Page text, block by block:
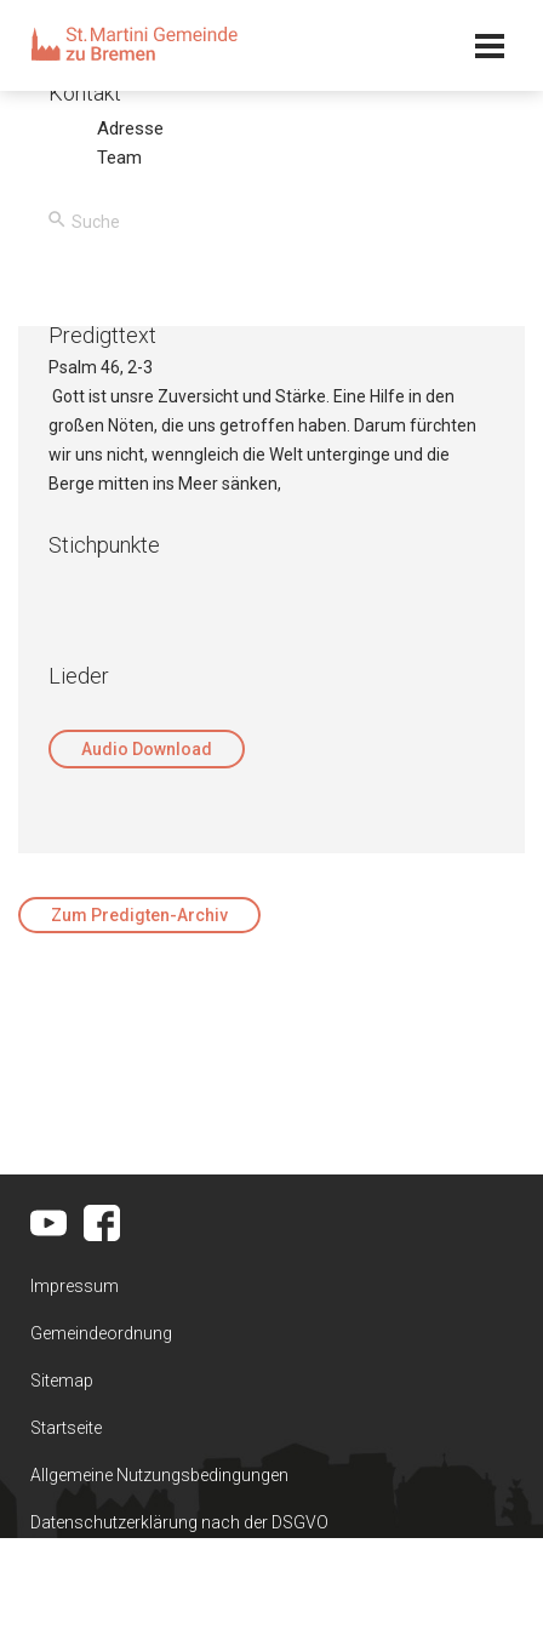
Kalender
Kontakt
Adresse
Team
Gott hilft
Predigttext
Psalm 46, 2-3
Gott ist unsre Zuversicht und Stärke. Eine Hilfe in den
großen Nöten, die uns getroffen haben. Darum fürchten
wir uns nicht, wenngleich die Welt unterginge und die
Berge mitten ins Meer sänken,
Stichpunkte
Lieder
Audio Download
Zum Predigten-Archiv
Impressum
Gemeindeordnung
Sitemap
Startseite
Allgemeine Nutzungsbedingungen
Datenschutzerklärung nach der DSGVO